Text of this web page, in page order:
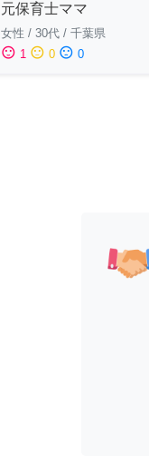
元保育士ママ
女性 / 30代 / 千葉県
sentiment_satisfied 1 sentiment_neutral 0 sentiment_dissatisfied 0